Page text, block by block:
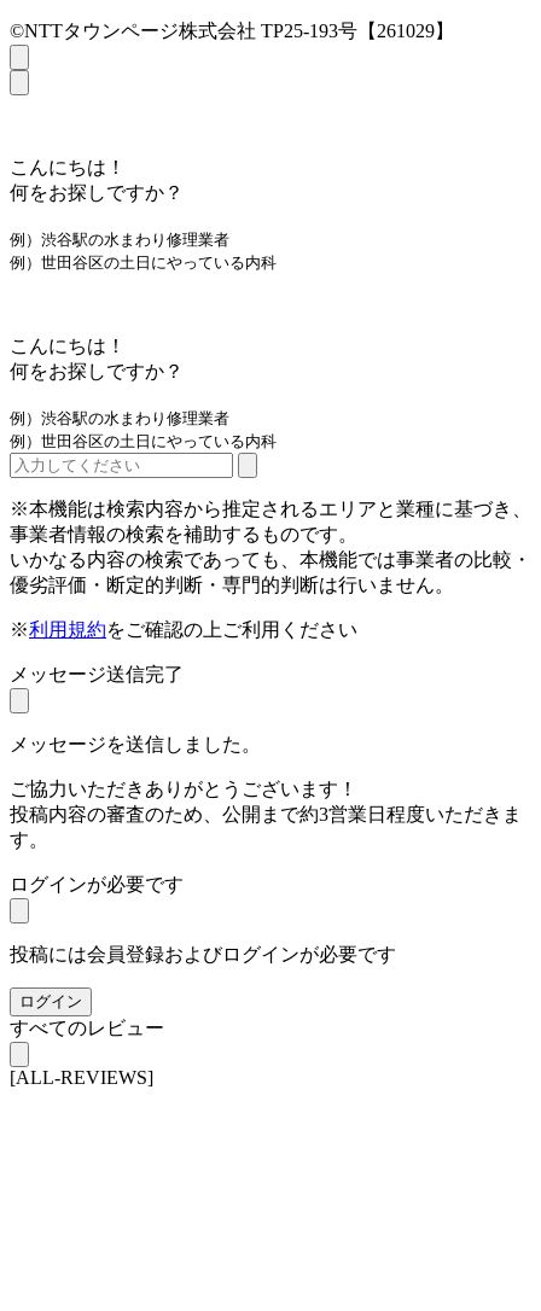
©NTTタウンページ株式会社 TP25-193号【261029】
こんにちは！
何をお探しですか？
例）渋谷駅の水まわり修理業者
例）世田谷区の土日にやっている内科
こんにちは！
何をお探しですか？
例）渋谷駅の水まわり修理業者
例）世田谷区の土日にやっている内科
※本機能は検索内容から推定されるエリアと業種に基づき、
事業者情報の検索を補助するものです。
いかなる内容の検索であっても、本機能では事業者の比較・
優劣評価・断定的判断・専門的判断は行いません。
※利用規約をご確認の上ご利用ください
メッセージ送信完了
メッセージを送信しました。
ご協力いただきありがとうございます！
投稿内容の審査のため、公開まで約3営業日程度いただきま
す。
ログインが必要です
投稿には会員登録およびログインが必要です
ログイン
すべてのレビュー
[ALL-REVIEWS]